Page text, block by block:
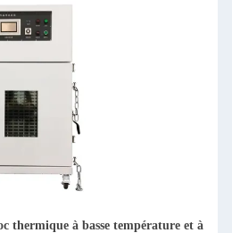
industriel Chambre d'essai à